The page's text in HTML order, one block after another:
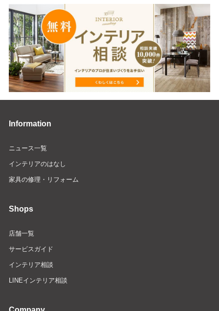
Information
ニュース一覧
インテリアのはなし
家具の修理・リフォーム
Shops
店舗一覧
サービスガイド
インテリア相談
LINEインテリア相談